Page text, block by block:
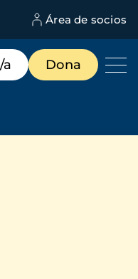
Área de socios
a Dona